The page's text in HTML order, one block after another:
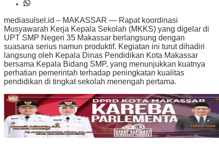
mediasulsel.id – MAKASSAR — Rapat koordinasi
Musyawarah Kerja Kepala Sekolah (MKKS) yang digelar di
UPT SMP Negeri 35 Makassar berlangsung dengan
suasana serius namun produktif. Kegiatan ini turut dihadiri
langsung oleh Kepala Dinas Pendidikan Kota Makassar
bersama Kepala Bidang SMP, yang menunjukkan kuatnya
perhatian pemerintah terhadap peningkatan kualitas
pendidikan di tingkat sekolah menengah pertama.